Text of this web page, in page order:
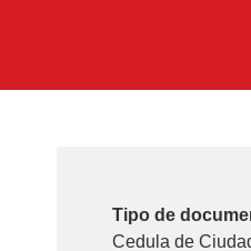
Tipo de
Cedula de